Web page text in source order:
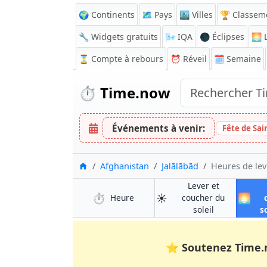
🌍 Continents 🗺️ Pays 🏙️ Villes 🏆
🔧 Widgets gratuits
🌬️ IQA 🌑 Éclipses 🌅
⏳ Compte à rebours ⏰ Réveil 🗓️ Semaine
⏱️ Time.now
Événements à venir: Fête de
Accueil
Afghanistan Jalālābād Heures de
⏱️ Heure à Jalālābād
☀️
Lever et
coucher du
soleilà Jalālābād
🌅
⭐ Soutenez